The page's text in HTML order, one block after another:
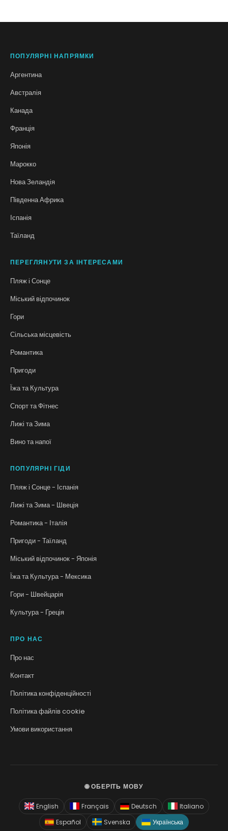
ПОПУЛЯРНІ НАПРЯМКИ
Аргентина
Австралія
Канада
Франція
Японія
Марокко
Нова Зеландія
Південна Африка
Іспанія
Таїланд
ПЕРЕГЛЯНУТИ ЗА ІНТЕРЕСАМИ
Пляж і Сонце
Міський відпочинок
Гори
Сільська місцевість
Романтика
Пригоди
Їжа та Культура
Спорт та Фітнес
Лижі та Зима
Вино та напої
ПОПУЛЯРНІ ГІДИ
Пляж і Сонце - Іспанія
Лижі та Зима - Швеція
Романтика - Італія
Пригоди - Таїланд
Міський відпочинок - Японія
Їжа та Культура - Мексика
Гори - Швейцарія
Культура - Греція
ПРО НАС
Про нас
Контакт
Політика конфіденційності
Політика файлів cookie
Умови використання
🌐 ОБЕРІТЬ МОВУ
English Français Deutsch
Italiano
Español
Svenska Українська